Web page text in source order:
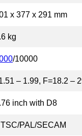
x 377 x 291 mm
kg
/10000
– 1.99, F=18.2 –
inch with D8
PAL/SECAM